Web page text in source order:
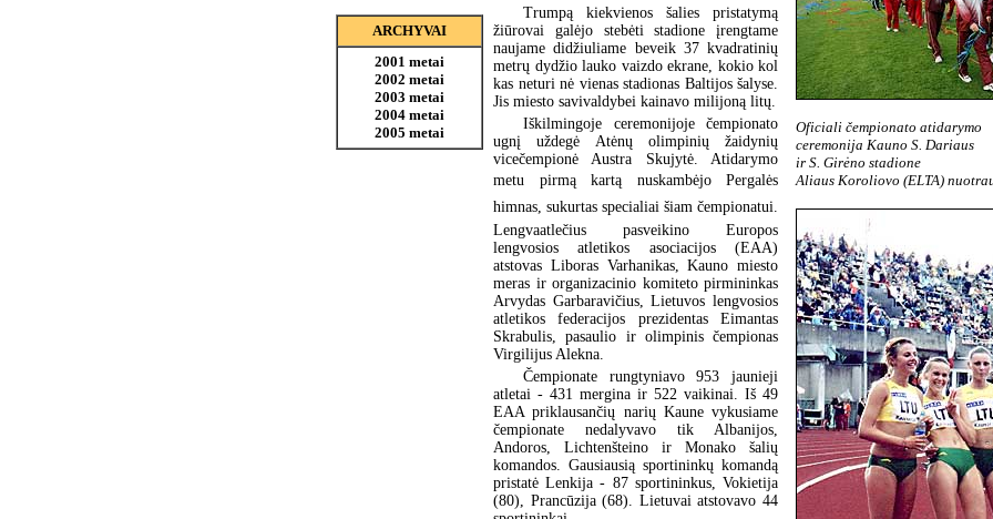
ARCHYVAI
2001 metai
2002 metai
2003 metai
2004 metai
2005 metai
Oficiali čempionato atidarymo
ceremonija Kauno S. Dariaus
ir S. Girėno stadione
Aliaus Koroliovo (ELTA)
Trumpą kiekvienos šalies pristatymą
žiūrovai galėjo stebėti stadione įrengtame
naujame didžiuliame beveik 37 kvadratinių
metrų dydžio lauko vaizdo ekrane, kokio kol
kas neturi nė vienas stadionas Baltijos šalyse.
Jis miesto savivaldybei kainavo milijoną litų.
Iškilmingoje ceremonijoje čempionato
ugnį uždegė Atėnų olimpinių žaidynių
vicečempionė Austra Skujytė. Atidarymo
metu pirmą kartą nuskambėjo Pergalės
himnas, sukurtas specialiai šiam čempionatui.
Lengvaatlečius pasveikino Europos
lengvosios atletikos asociacijos (EAA)
atstovas Liboras Varhanikas, Kauno miesto
meras ir organizacinio komiteto pirmininkas
Arvydas Garbaravičius, Lietuvos lengvosios
atletikos federacijos prezidentas Eimantas
Skrabulis, pasaulio ir olimpinis čempionas
Virgilijus Alekna.
Čempionate rungtyniavo 953 jaunieji
atletai - 431 mergina ir 522 vaikinai. Iš 49
EAA priklausančių narių Kaune vykusiame
čempionate nedalyvavo tik Albanijos,
Andoros, Lichtenšteino ir Monako šalių
komandos. Gausiausią sportininkų komandą
pristatė Lenkija - 87 sportininkus, Vokietija
(80), Prancūzija (68). Lietuvai atstovavo 44